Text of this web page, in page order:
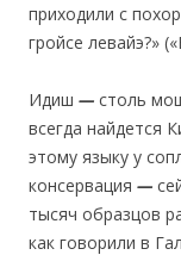
приходили с
гройсе левайэ?»
Идиш — столь
всегда найдется
этому языку у
консервация —
тысяч образцов
как говорили в